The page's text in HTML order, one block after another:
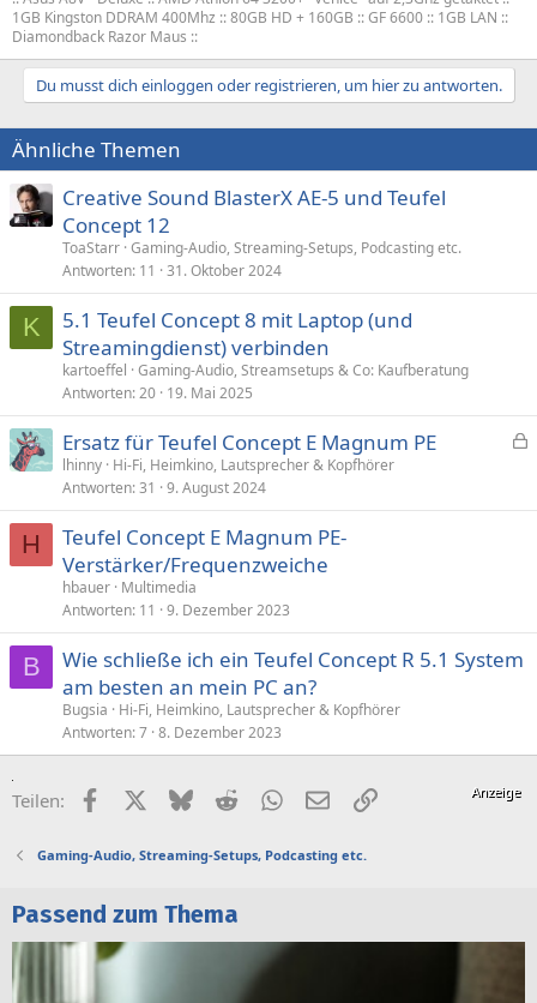
1GB Kingston DDRAM 400Mhz :: 80GB HD + 160GB :: GF 6600 :: 1GB LAN ::
Diamondback Razor Maus ::
Du musst dich einloggen oder registrieren, um hier zu antworten.
Ähnliche Themen
Creative Sound BlasterX AE-5 und Teufel
Concept 12
ToaStarr Gaming-Audio, Streaming-Setups, Podcasting etc.
Antworten 11 31. Oktober 2024
K
5.1 Teufel Concept 8 mit Laptop (und
Streamingdienst) verbinden
kartoeffel Gaming-Audio, Streamsetups & Co: Kaufberatung
Antworten 20 19. Mai 2025
p
Ersatz für Teufel Concept E Magnum PE
lhinny Hi-Fi, Heimkino, Lautsprecher & Kopfhörer
Antworten 31 9. August 2024
H
Teufel Concept E Magnum PE-
Verstärker/Frequenzweiche
hbauer Multimedia
Antworten 11 9. Dezember 2023
B
Wie schließe ich ein Teufel Concept R 5.1 System
am besten an mein PC an?
Bugsia
Hi-Fi, Heimkino, Lautsprecher & Kopfhörer
Antworten 7 8. Dezember 2023
Teilen: FacebookX (Twitter)
BlueskyRedditWhatsApp
E-MailLink
Gaming-Audio, Streaming-Setups, Podcasting etc.
Passend zum Thema